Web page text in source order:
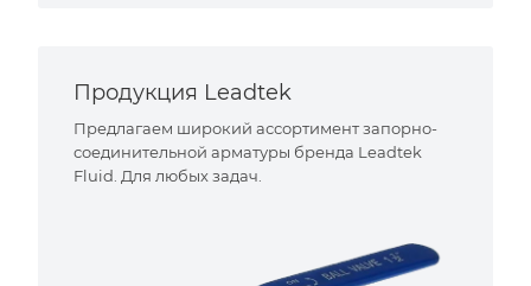
Продукция Leadtek
Предлагаем широкий ассортимент запорно-
соединительной арматуры бренда Leadtek
Fluid. Для любых задач.